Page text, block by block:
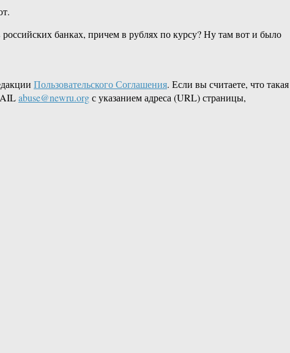
банках, причем в рублях по курсу? Ну там вот и было
Пользовательского Соглашения. Если вы считаете, что такая
abuse@newru.orgс указанием адреса (URL) страницы,